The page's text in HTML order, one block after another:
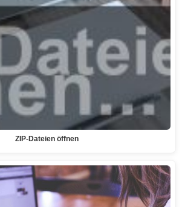
ZIP-Dateien öffnen